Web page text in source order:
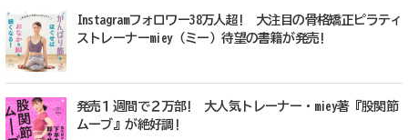
Instagramフォロワー38万人超! 大注目の骨格矯正ピラティ
ストレーナーmiey（ミー）待望の書籍が発売!
発売１週間で２万部! 大人気トレーナー・miey著『股関節
ムーブ』が絶好調!